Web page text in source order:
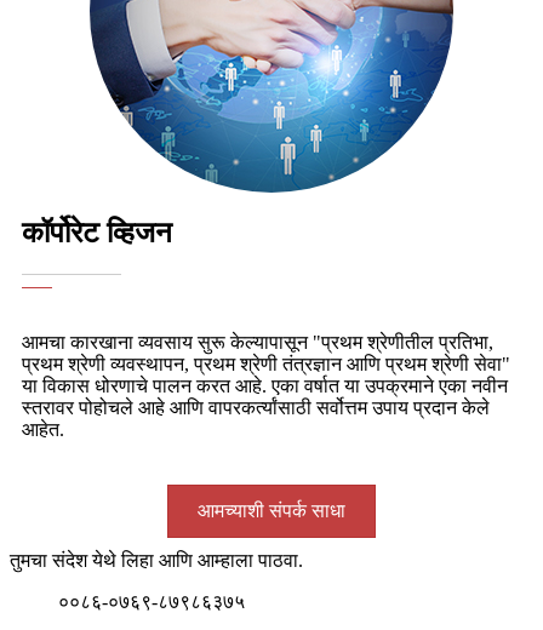
कॉर्पोरेट व्हिजन
आमचा कारखाना व्यवसाय सुरू केल्यापासून "प्रथम श्रेणीतील प्रतिभा,
प्रथम श्रेणी व्यवस्थापन, प्रथम श्रेणी तंत्रज्ञान आणि प्रथम श्रेणी सेवा"
या विकास धोरणाचे पालन करत आहे. एका वर्षात या उपक्रमाने एका नवीन
स्तरावर पोहोचले आहे आणि वापरकर्त्यांसाठी सर्वोत्तम उपाय प्रदान केले
आहेत.
आमच्याशी संपर्क साधा
तुमचा संदेश येथे लिहा आणि आम्हाला पाठवा.
००८६-०७६९-८७९८६३७५